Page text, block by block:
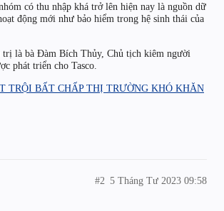
có thu nhập khá trở lên hiện nay là nguồn dữ
động mới như bảo hiểm trong hệ sinh thái của
trị là bà Đàm Bích Thủy, Chủ tịch kiêm người
phát triển cho Tasco.
TRỘI BẤT CHẤP THỊ TRƯỜNG KHÓ KHĂN
5 Tháng Tư 2023 09:58
#2